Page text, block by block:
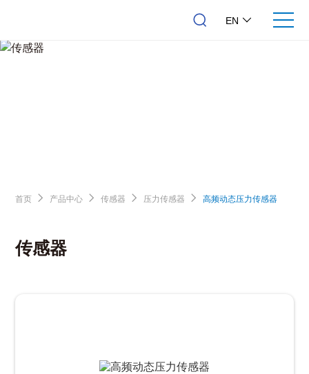
EN
首页 产品中心 传感器 压力传感器 高频动态压力传感器
传感器